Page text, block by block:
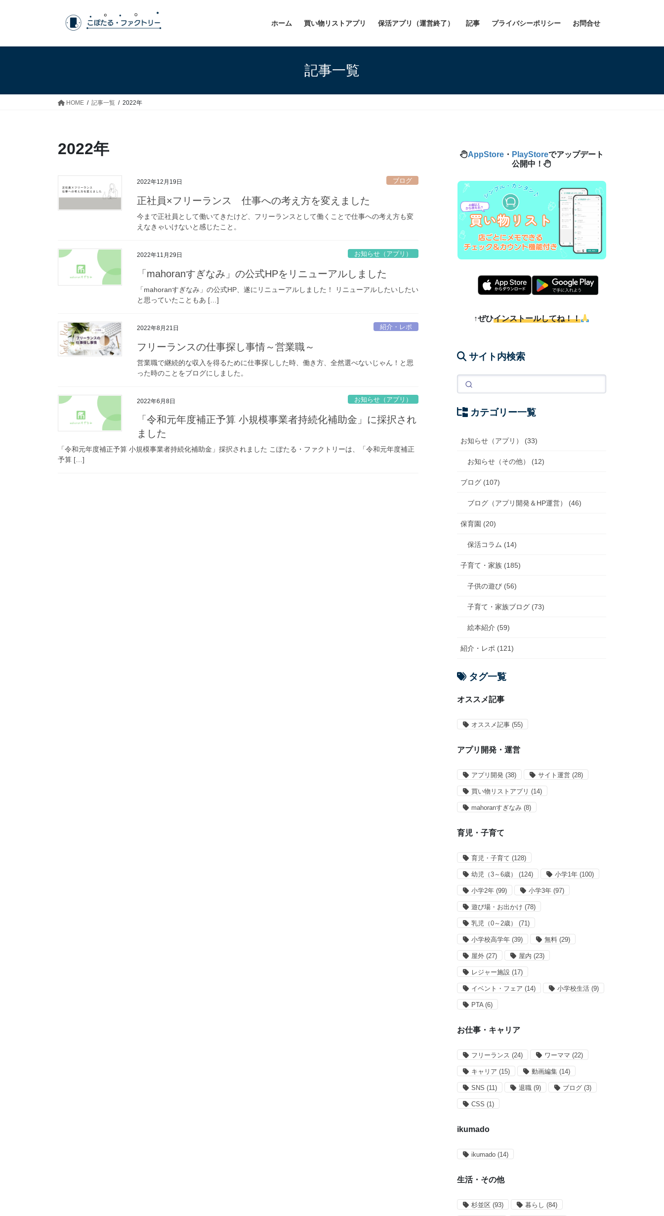
ホーム 買い物リストアプリ 保活アプリ（運営終了） 記事 プライバシーポリシー お問合せ
記事一覧
HOME 記事一覧 2022年
2022年
2022年12月19日 ブログ
正社員×フリーランス 仕事への考え方を変えました
今まで正社員として働いてきたけど、フリーランスとして働くことで仕事への考え方も変
えなきゃいけないと感じたこと。
2022年11月29日 お知らせ（アプリ）
「mahoranすぎなみ」の公式HPをリニューアルしました
「mahoranすぎなみ」の公式HP、遂にリニューアルしました！ リニューアルしたいしたい
と思っていたこともあ […]
2022年8月21日 紹介・レポ
フリーランスの仕事探し事情～営業職～
営業職で継続的な収入を得るために仕事探しした時、働き方、全然選べないじゃん！と思
った時のことをブログにしました。
2022年6月8日 お知らせ（アプリ）
「令和元年度補正予算 小規模事業者持続化補助金」に採択され
ました
「令和元年度補正予算 小規模事業者持続化補助金」採択されました こぽたる・ファクトリーは、「令和元年度補正
予算 […]
AppStore・ PlayStoreでアップデート
公開中！
↑ぜひインストールしてね！！
サイト内検索
カテゴリー一覧
お知らせ（アプリ） (33)
お知らせ（その他） (12)
ブログ (107)
ブログ（アプリ開発＆HP運営） (46)
保育園 (20)
保活コラム (14)
子育て・家族 (185)
子供の遊び (56)
子育て・家族ブログ (73)
絵本紹介 (59)
紹介・レポ (121)
タグ一覧
オススメ記事
オススメ記事 (55)
アプリ開発・運営
アプリ開発 (38) サイト運営 (28)
買い物リストアプリ (14)
mahoranすぎなみ (8)
育児・子育て
育児・子育て (128)
幼児（3～6歳） (124) 小学1年 (100)
小学2年 (99) 小学3年 (97)
遊び場・お出かけ (78)
乳児（0～2歳） (71)
小学校高学年 (39) 無料 (29)
屋外 (27) 屋内 (23)
レジャー施設 (17)
イベント・フェア (14) 小学校生活 (9)
PTA(6)
お仕事・キャリア
フリーランス (24) ワーママ (22)
キャリア (15) 動画編集 (14)
SNS (11) 退職 (9) ブログ (3)
CSS (1)
ikumado
ikumado (14)
生活・その他
杉並区 (93) 暮らし (84)